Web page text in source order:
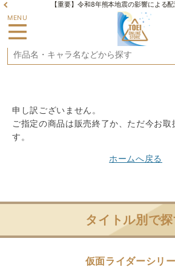
【重要】令和8年熊本地震の影響による
MENU
申し訳ございません。
ご指定の商品は販売終了か、ただ今お
す。
ホームへ戻る
タイトル別で
仮面ライダーシリ